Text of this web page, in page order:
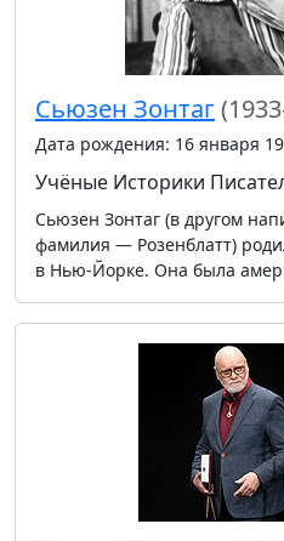
Сьюзен Зонтаг
Дата рождения: 16 января
Учёные Историки
Сьюзен Зонтаг (в другом
фамилия — Розенблатт)
в Нью-Йорке. Она была